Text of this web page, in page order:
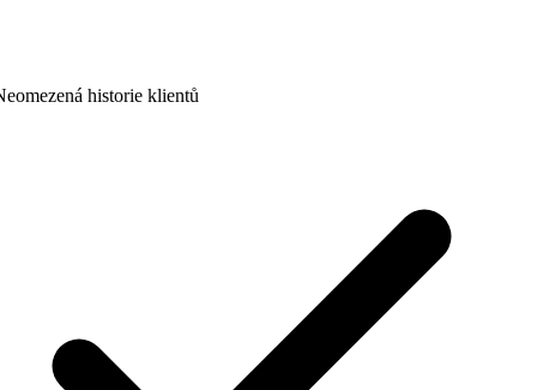
historie klientů